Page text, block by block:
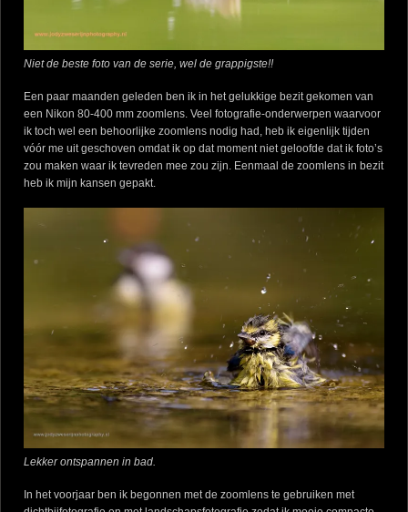
Niet de beste foto van de serie, wel de grappigste!!
Een paar maanden geleden ben ik in het gelukkige bezit gekomen van
een Nikon 80-400 mm zoomlens. Veel fotografie-onderwerpen waarvoor
ik toch wel een behoorlijke zoomlens nodig had, heb ik eigenlijk tijden
vóór me uit geschoven omdat ik op dat moment niet geloofde dat ik foto’s
zou maken waar ik tevreden mee zou zijn. Eenmaal de zoomlens in bezit
heb ik mijn kansen gepakt.
Lekker ontspannen in bad.
In het voorjaar ben ik begonnen met de zoomlens te gebruiken met